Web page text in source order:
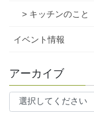
> キッチンのこと
イベント情報
アーカイブ